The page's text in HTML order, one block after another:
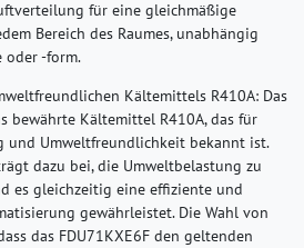
für eine gleichmäßige
Bereich des Raumes, unabhängig
oder -form.
Kältemittels R410A: Das
bewährte Kältemittel R410A, das für
und Umweltfreundlichkeit bekannt ist.
dazu bei, die Umweltbelastung zu
es gleichzeitig eine effiziente und
gewährleistet. Die Wahl von
das FDU71KXE6F den geltenden